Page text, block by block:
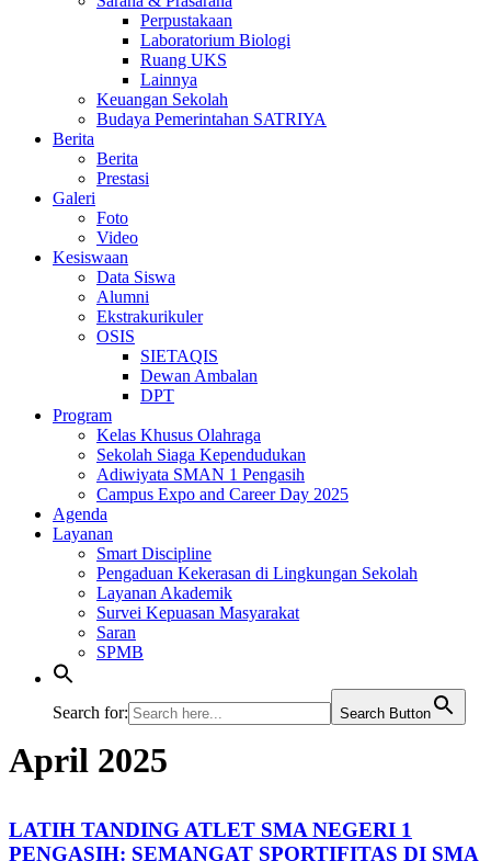
Perpustakaan
Laboratorium Biologi
Ruang UKS
Lainnya
Keuangan Sekolah
Budaya Pemerintahan SATRIYA
Berita
Berita
Prestasi
Galeri
Foto
Video
Kesiswaan
Data Siswa
Alumni
Ekstrakurikuler
OSIS
SIETAQIS
Dewan Ambalan
DPT
Program
Kelas Khusus Olahraga
Sekolah Siaga Kependudukan
Adiwiyata SMAN 1 Pengasih
Campus Expo and Career Day 2025
Agenda
Layanan
Smart Discipline
Pengaduan Kekerasan di Lingkungan Sekolah
Layanan Akademik
Survei Kepuasan Masyarakat
Saran
SPMB
Search for: Search Button
April 2025
LATIH TANDING ATLET SMA NEGERI 1
PENGASIH: SEMANGAT SPORTIFITAS DI SMA